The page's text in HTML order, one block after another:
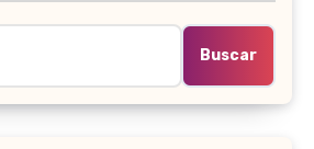
Buscar